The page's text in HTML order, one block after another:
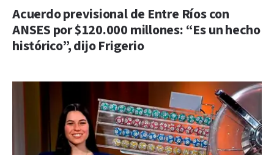
Acuerdo previsional de Entre Ríos con
ANSES por $120.000 millones: “Es un hecho
histórico”, dijo Frigerio